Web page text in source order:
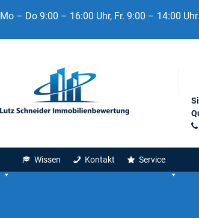
Mo – Do 9:00 – 16:00 Uhr, Fr. 9:00 – 14:00 Uhr
Wissen Kontakt Service